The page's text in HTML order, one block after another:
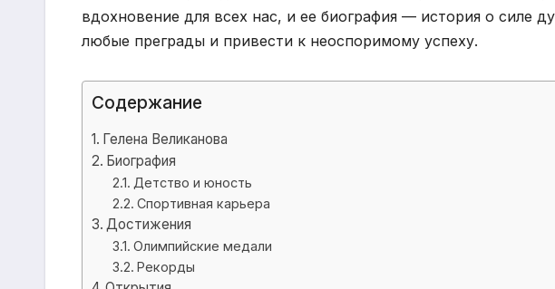
вдохновение для всех нас, и ее биография — история о силе
любые преграды и привести к неоспоримому успеху.
Содержание
Гелена Великанова
Биография
Детство и юность
Спортивная карьера
Достижения
Олимпийские медали
Рекорды